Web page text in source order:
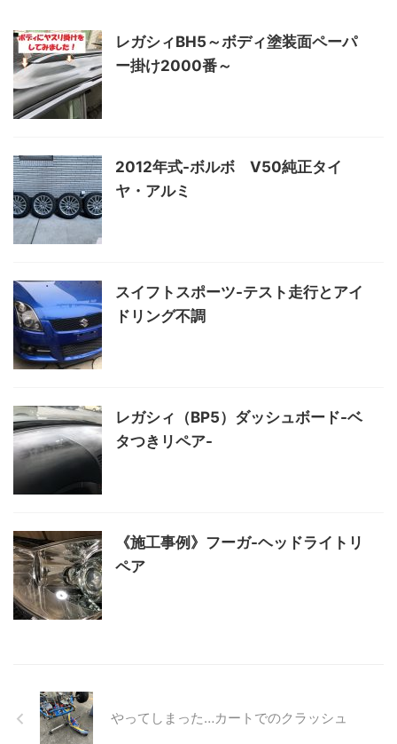
レガシィBH5～ボディ塗装面ペーパ
ー掛け2000番～
2012年式-ボルボ V50純正タイ
ヤ・アルミ
スイフトスポーツ-テスト走行とアイ
ドリング不調
レガシィ（BP5）ダッシュボード-ベ
タつきリペア-
《施工事例》フーガ-ヘッドライトリ
ペア
やってしまった…カートでのクラッシュ